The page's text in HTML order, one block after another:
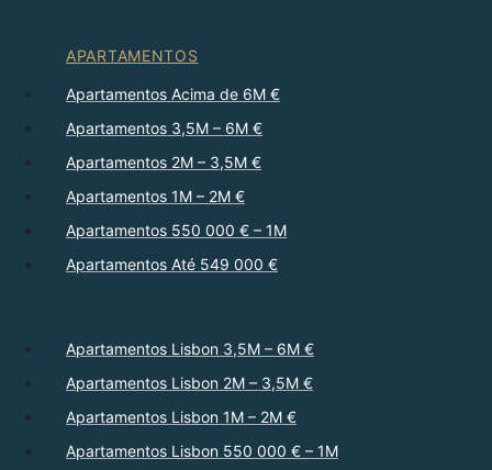
APARTAMENTOS
Apartamentos Acima de 6M €
Apartamentos 3,5M – 6M €
Apartamentos 2M – 3,5M €
Apartamentos 1M – 2M €
Apartamentos 550 000 € – 1M
Apartamentos Até 549 000 €
Apartamentos Lisbon 3,5M – 6M €
Apartamentos Lisbon 2M – 3,5M €
Apartamentos Lisbon 1M – 2M €
Apartamentos Lisbon 550 000 € – 1M